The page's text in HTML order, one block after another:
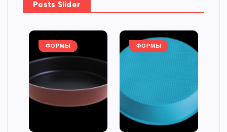
Posts Slider
ФОРМЫ ФОРМЫ